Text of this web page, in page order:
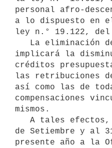
personal afro-
a lo dispuesto en
ley n.° 19.122, del
implicará la
créditos
las retribuciones
así como las de
compensaciones
mismos.
de Setiembre y al
presente año a la